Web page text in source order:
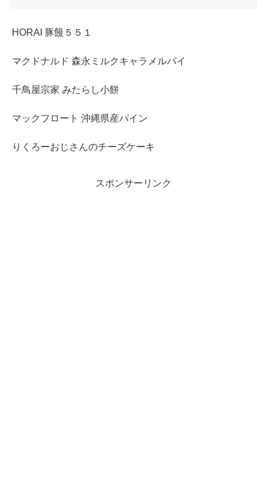
HORAI 豚饅５５１
マクドナルド 森永ミルクキャラメルパイ
千鳥屋宗家 みたらし小餅
マックフロート 沖縄県産パイン
りくろーおじさんのチーズケーキ
スポンサーリンク